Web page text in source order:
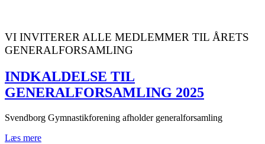
VI INVITERER ALLE MEDLEMMER TIL ÅRETS
GENERALFORSAMLING
INDKALDELSE TIL
GENERALFORSAMLING 2025
Svendborg Gymnastikforening afholder generalforsamling
Læs mere